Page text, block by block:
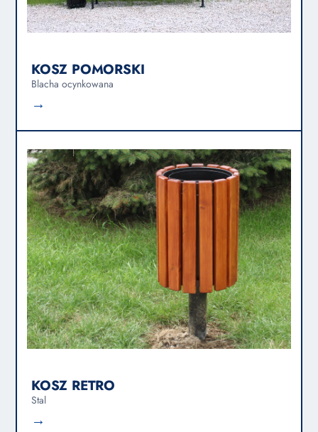
KOSZ POMORSKI
Blacha ocynkowana
→
KOSZ RETRO
Stal
→